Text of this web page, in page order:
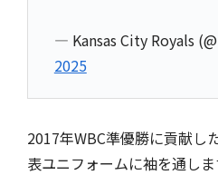
— Kansas City Royals
2025
2017年WBC準優勝に貢献し
表ユニフォームに袖を通しま